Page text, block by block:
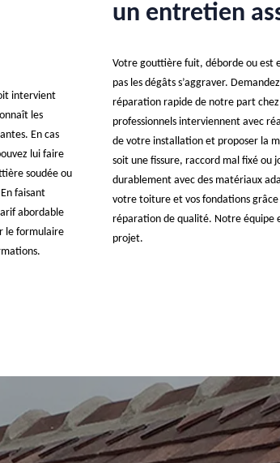
intervient
les
En cas
lui faire
soudée ou
faisant
abordable
le formulaire
un entretien
Votre gouttière fuit, déborde ou est
pas les dégâts s’aggraver.
réparation rapide de notre part
professionnels interviennent avec
de votre installation et proposer la
soit une fissure, raccord mal fixé ou
durablement avec des matériaux
votre toiture et vos fondations
réparation de qualité. Notre équipe
projet.